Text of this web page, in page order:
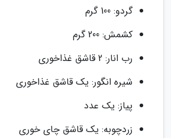
گردو: 100 گرم
کشمش: 200 گرم
رب انار: 2 قاشق غذاخوری
شیره انگور: یک قاشق غذاخوری
پیاز: یک عدد
زردچوبه: یک قاشق چای خوری